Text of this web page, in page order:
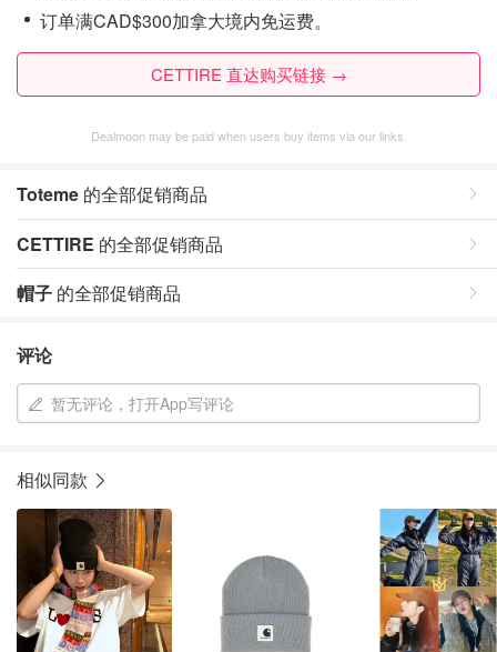
订单满CAD$300加拿大境内免运费。
CETTIRE 直达购买链接 →
Dealmoon may be paid when users buy items via our links.
Toteme 的全部促销商品
CETTIRE 的全部促销商品
帽子 的全部促销商品
评论
暂无评论，打开App写评论
相似同款